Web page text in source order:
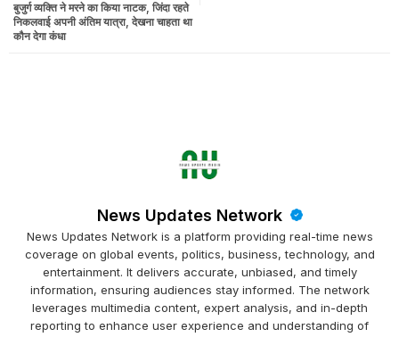
बुजुर्ग व्यक्ति ने मरने का किया नाटक, जिंदा रहते
निकलवाई अपनी अंतिम यात्रा, देखना चाहता था
कौन देगा कंधा
News Updates Network
News Updates Network is a platform providing real-time news
coverage on global events, politics, business, technology, and
entertainment. It delivers accurate, unbiased, and timely
information, ensuring audiences stay informed. The network
leverages multimedia content, expert analysis, and in-depth
reporting to enhance user experience and understanding of